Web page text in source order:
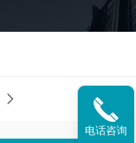
电话咨询